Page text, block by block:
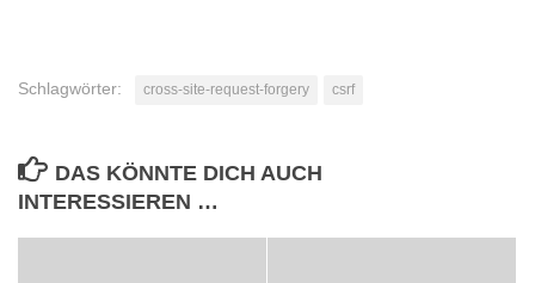
Schlagwörter: cross-site-request-forgery csrf
DAS KÖNNTE DICH AUCH
INTERESSIEREN …